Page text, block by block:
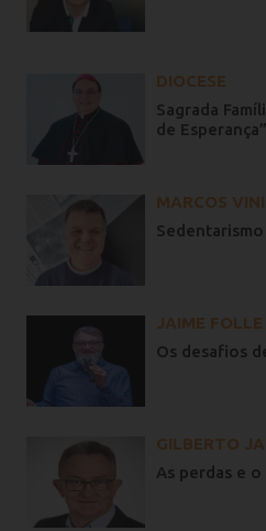
DIOCESE
Sagrada
de Esperança”
MARCOS
Sedentarismo
JAIME FOLLE
Os desafios
GILBERTO
As perdas e o